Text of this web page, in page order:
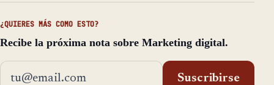
¿QUIERES MÁS COMO ESTO?
Recibe la próxima nota sobre Marketing digital.
Dirección de email
Suscribirse